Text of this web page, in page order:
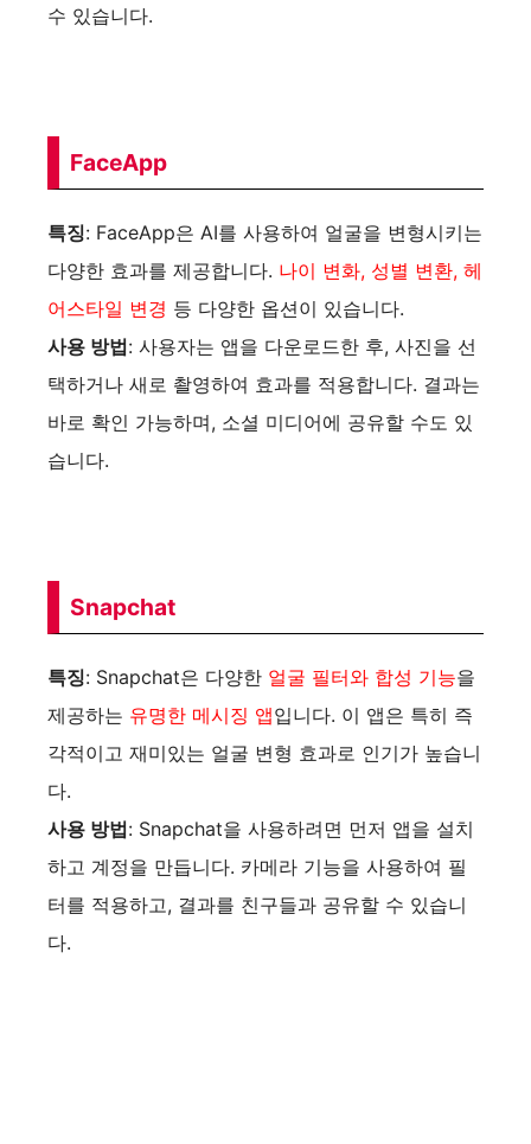
수 있습니다.
FaceApp
특징: FaceApp은 AI를 사용하여 얼굴을 변형시키는
다양한 효과를 제공합니다. 나이 변화, 성별 변환, 헤
어스타일 변경 등 다양한 옵션이 있습니다.
사용 방법: 사용자는 앱을 다운로드한 후, 사진을 선
택하거나 새로 촬영하여 효과를 적용합니다. 결과는
바로 확인 가능하며, 소셜 미디어에 공유할 수도 있
습니다.
Snapchat
특징: Snapchat은 다양한 얼굴 필터와 합성 기능을
제공하는 유명한 메시징 앱입니다. 이 앱은 특히 즉
각적이고 재미있는 얼굴 변형 효과로 인기가 높습니
다.
사용 방법: Snapchat을 사용하려면 먼저 앱을 설치
하고 계정을 만듭니다. 카메라 기능을 사용하여 필
터를 적용하고, 결과를 친구들과 공유할 수 있습니
다.